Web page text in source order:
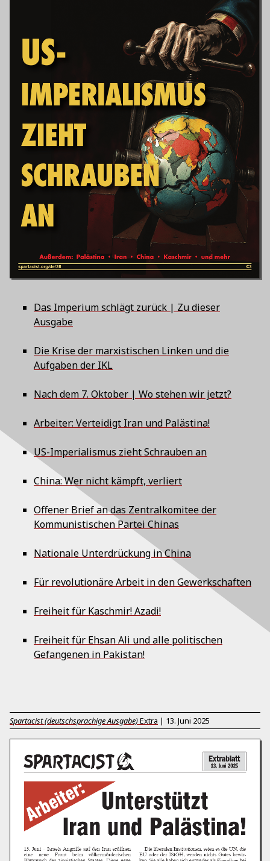
Das Imperium schlägt zurück | Zu dieser
Ausgabe
Die Krise der marxistischen Linken und die
Aufgaben der IKL
Nach dem 7. Oktober | Wo stehen wir jetzt?
Arbeiter: Verteidigt Iran und Palästina!
US-Imperialismus zieht Schrauben an
China: Wer nicht kämpft, verliert
Offener Brief an das Zentralkomitee der
Kommunistischen Partei Chinas
Nationale Unterdrückung in China
Für revolutionäre Arbeit in den Gewerkschaften
Freiheit für Kaschmir! Azadi!
Freiheit für Ehsan Ali und alle politischen
Gefangenen in Pakistan!
Spartacist (deutschsprachige Ausgabe)Extra | 13. Juni 2025